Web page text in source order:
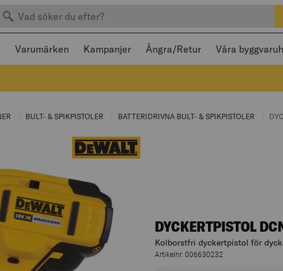
Sök efter produkter
och stängas med Escape
Varumärken Kampanjer Ångra/Retur Våra
CURRENT PAGE:
BULT- & SPIKPISTOLER CURRENT PAGE:
BATTERIDRIVNA BULT- & SPIKPISTOLER
DYCKERTPISTOL
Kolborstfri dyckertpistol för
Artikelnr. 006630232